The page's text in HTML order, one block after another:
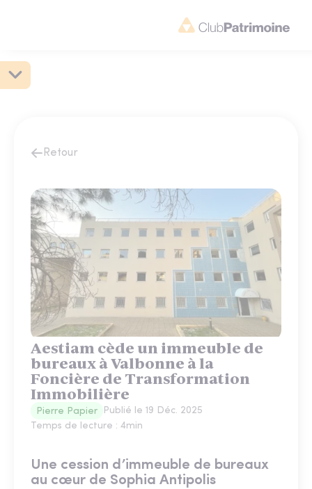
Retour
Aestiam cède un immeuble de
bureaux à Valbonne à la
Foncière de Transformation
Immobilière
Pierre Papier Publié le 19 Déc. 2025
Temps de lecture : 4min
Une cession d’immeuble de bureaux
au cœur de Sophia Antipolis